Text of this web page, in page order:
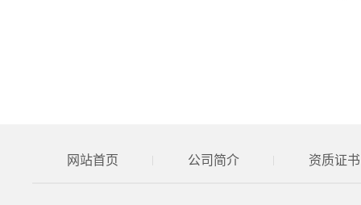
网站首页 公司简介 资质证书